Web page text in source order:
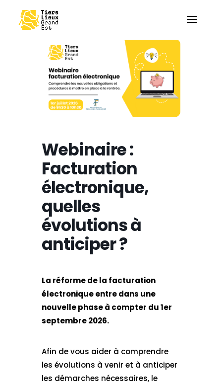
Webinaire :
Facturation
électronique,
quelles
évolutions à
anticiper ?
La réforme de la facturation
électronique entre dans une
nouvelle phase à compter du 1er
septembre 2026.
Afin de vous aider à comprendre
les évolutions à venir et à anticiper
les démarches nécessaires, le